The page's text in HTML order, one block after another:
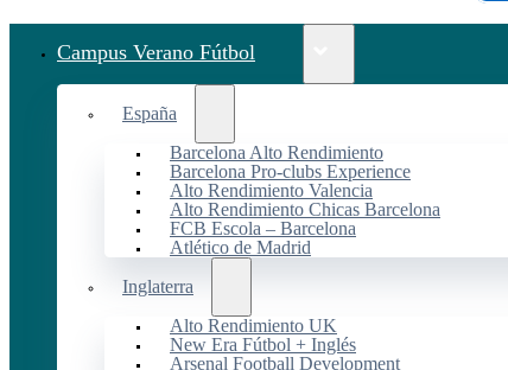
Campus Verano Fútbol
España
Barcelona Alto Rendimiento
Barcelona Pro-clubs Experience
Alto Rendimiento Valencia
Alto Rendimiento Chicas Barcelona
FCB Escola – Barcelona
Atlético de Madrid
Inglaterra
Alto Rendimiento UK
New Era Fútbol + Inglés
Arsenal Football Development